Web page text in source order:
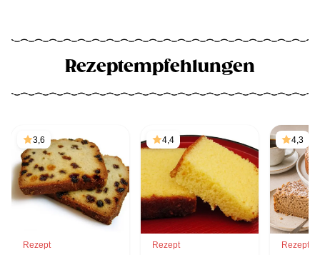
Rezeptempfehlungen
3,6
Rezept
4,4
Rezept
4,3
Rezept